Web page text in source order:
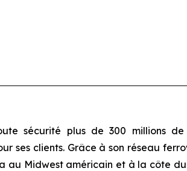
sécurité plus de 300 millions
ses clients. Grâce à son réseau
au Midwest américain et à la côte